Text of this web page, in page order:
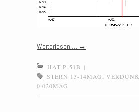
Weiterlesen … →
HAT-P-51B |
STERN 13-14MAG
0.020MAG